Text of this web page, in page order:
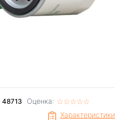
48713 Оценка: ☆☆☆☆☆
★★★★★
Характеристики